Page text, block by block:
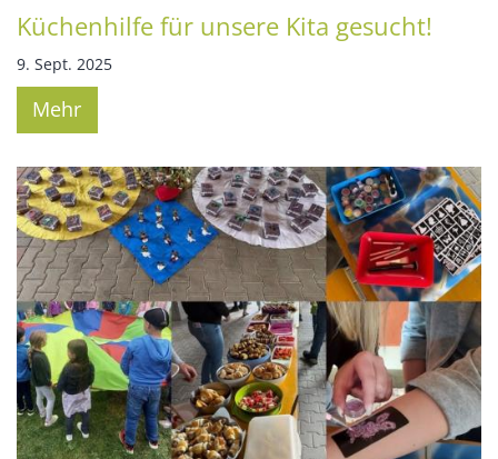
Küchenhilfe für unsere Kita gesucht!
9. Sept. 2025
Mehr